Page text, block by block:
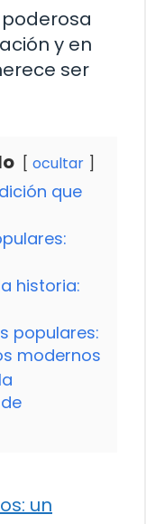
y en
ser
ocultar
que
historia:
populares:
modernos
un